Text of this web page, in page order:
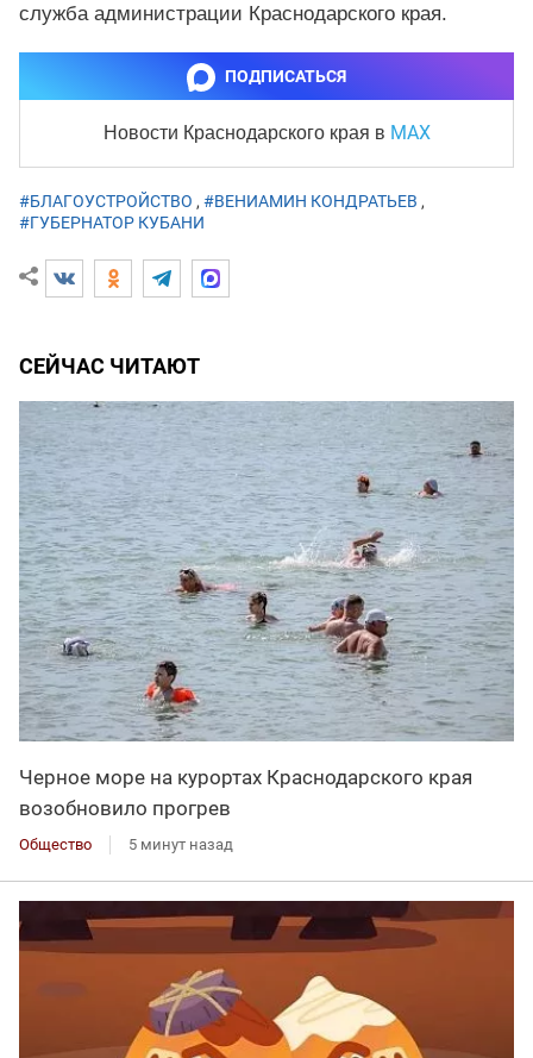
служба администрации Краснодарского края.
ПОДПИСАТЬСЯ
Новости Краснодарского края в MAX
#БЛАГОУСТРОЙСТВО , #ВЕНИАМИН КОНДРАТЬЕВ ,
#ГУБЕРНАТОР КУБАНИ
СЕЙЧАС ЧИТАЮТ
Черное море на курортах Краснодарского края
возобновило прогрев
Общество 5 минут назад